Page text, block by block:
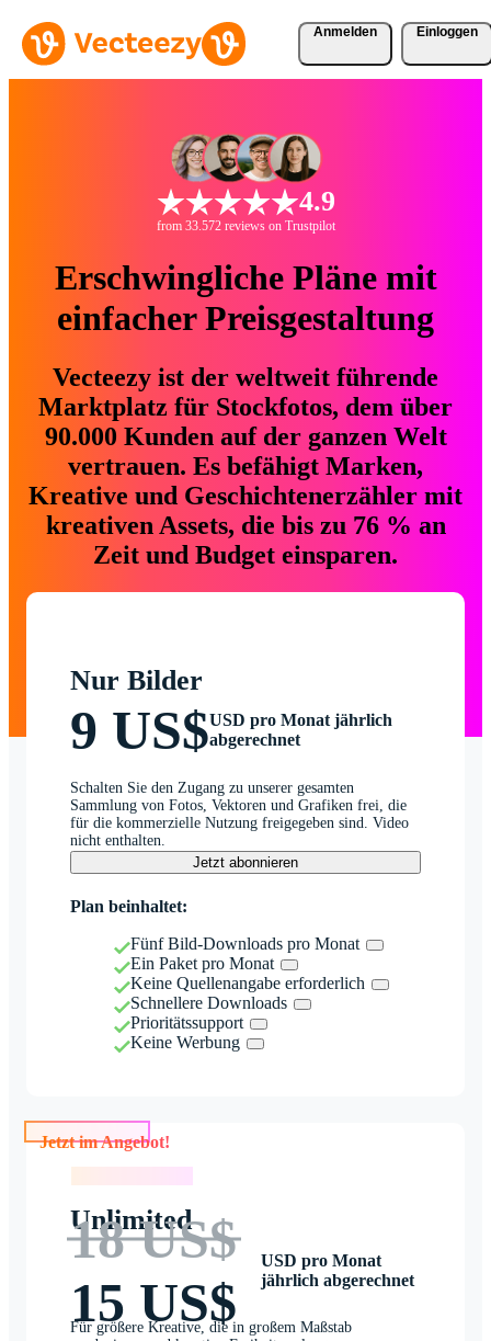
Anmelden Einloggen
4.9
from 33.572 reviews on Trustpilot
Erschwingliche Pläne mit
einfacher Preisgestaltung
Vecteezy ist der weltweit führende
Marktplatz für Stockfotos, dem über
90.000 Kunden auf der ganzen Welt
vertrauen. Es befähigt Marken,
Kreative und Geschichtenerzähler mit
kreativen Assets, die bis zu 76 % an
Zeit und Budget einsparen.
Nur Bilder
9 US$USD pro Monat jährlich
abgerechnet
Schalten Sie den Zugang zu unserer gesamten
Sammlung von Fotos, Vektoren und Grafiken frei, die
für die kommerzielle Nutzung freigegeben sind. Video
nicht enthalten.
Jetzt abonnieren
Plan beinhaltet:
Fünf Bild-Downloads pro Monat
Ein Paket pro Monat
Keine Quellenangabe erforderlich
Schnellere Downloads
Prioritätssupport
Keine Werbung
Jetzt im Angebot!
Unlimited
18 US$
15 US$
USD pro Monat
jährlich abgerechnet
Für größere Kreative, die in großem Maßstab